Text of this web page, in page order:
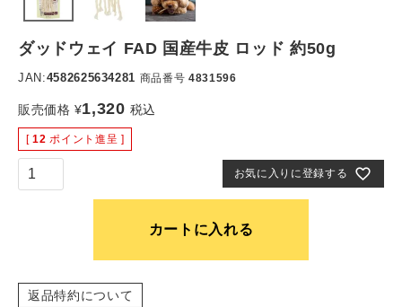
ダッドウェイ FAD 国産牛皮 ロッド 約50g
JAN:4582625634281 商品番号 4831596
販売価格 ¥1,320 税込
[ 12 ポイント進呈 ]
お気に入りに登録する
カートに入れる
返品特約について